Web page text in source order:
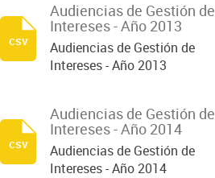
Audiencias de Gestión de
Intereses - Año 2013
Audiencias de Gestión de
Intereses - Año 2013
csv
Audiencias de Gestión de
Intereses - Año 2014
Audiencias de Gestión de
Intereses - Año 2014
csv